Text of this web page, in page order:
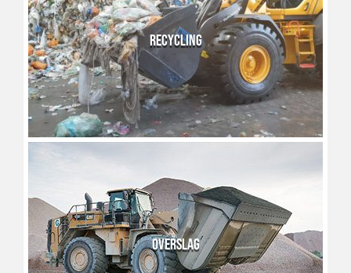
RECYCLING
OVERSLAG